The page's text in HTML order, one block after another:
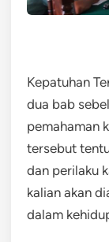
Kepatuhan
dua bab
pemahaman
tersebut
dan perilaku
kalian akan
dalam